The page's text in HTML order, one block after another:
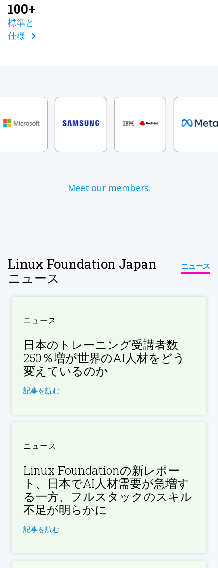
100+
標準と
仕様
Meet our members.
Linux Foundation Japan
ニュース
ニュース
ニュース
日本のトレーニング受講者数
250％増が世界のAI人材をどう
変えているのか
記事を読む
ニュース
Linux Foundationの新レポー
ト、日本でAI人材需要が急増す
る一方、フルスタックのスキル
不足が明らかに
記事を読む